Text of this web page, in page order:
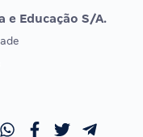
DE ORDEM
OAB
e Educação S/A.